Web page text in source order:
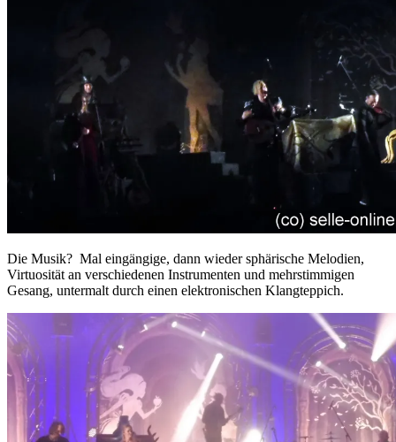
Die Musik? Mal eingängige, dann wieder sphärische Melodien,
Virtuosität an verschiedenen Instrumenten und mehrstimmigen
Gesang, untermalt durch einen elektronischen Klangteppich.